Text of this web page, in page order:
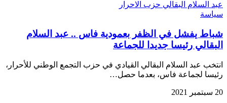
سياسة
شباط يفشل في الظفر بعمودية فاس .. عبد السلام
البقالي رئيسا جديدا للجماعة
انتخب عبد السلام البقالي القيادي في حزب التجمع الوطني للأحرار،
رئيسا لجماعة فاس، بعدما حصل…
20 سبتمبر 2021